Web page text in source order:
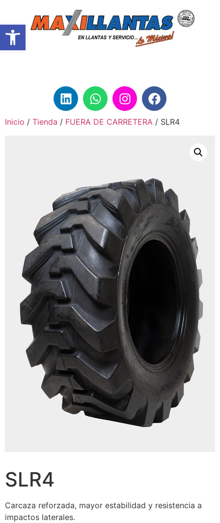
Abrir barra de herramientas
Inicio / Tienda / FUERA DE CARRETERA / SLR4
SLR4
Carcaza reforzada, mayor estabilidad y resistencia a
impactos laterales.